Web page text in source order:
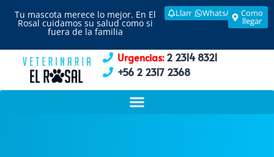
Tu mascota merece lo mejor. En El
Rosal cuidamos su salud como si
fuera de la familia
LlamarWhatsApp Como
llegar
Urgencias:2 2314 8321
+56 2 2317 2368